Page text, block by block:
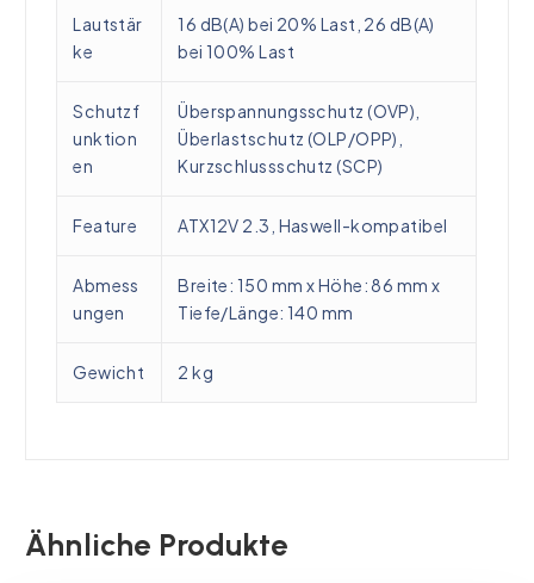
Lautstär
ke
16 dB(A) bei 20% Last, 26 dB(A)
bei 100% Last
Schutzf
unktion
en
Überspannungsschutz (OVP),
Überlastschutz (OLP/OPP),
Kurzschlussschutz (SCP)
Feature ATX12V 2.3, Haswell-kompatibel
Abmess
ungen
Breite: 150 mm x Höhe: 86 mm x
Tiefe/Länge: 140 mm
Gewicht 2 kg
Ähnliche Produkte